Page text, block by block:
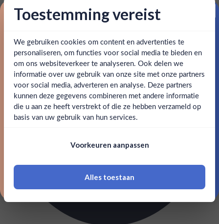
Ben jij 18 jaar of ouder?
Ja Nee
18 jaar of ouder zijn
Toestemming vereist
We gebruiken cookies om content en advertenties te
personaliseren, om functies voor social media te bieden en
om ons websiteverkeer te analyseren. Ook delen we
informatie over uw gebruik van onze site met onze partners
voor social media, adverteren en analyse. Deze partners
kunnen deze gegevens combineren met andere informatie
die u aan ze heeft verstrekt of die ze hebben verzameld op
basis van uw gebruik van hun services.
Voorkeuren aanpassen
Alles toestaan
Proost op je eerste korting!
Schrijf je in en ontvang direct 5% korting op je eerste
bestelling.
Email
Claim mijn korting